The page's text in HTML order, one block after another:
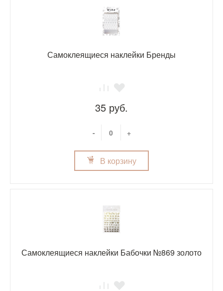
Самоклеящиеся наклейки Бренды
35 руб.
- +
В корзину
Самоклеящиеся наклейки Бабочки №869 золото